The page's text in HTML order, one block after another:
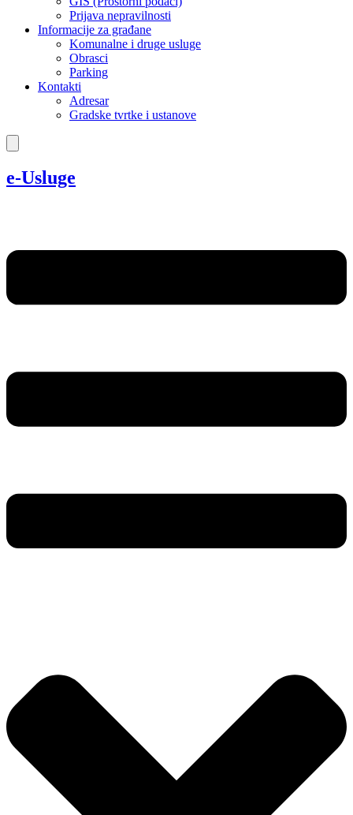
Prijava nepravilnosti
Informacije za građane
Komunalne i druge usluge
Obrasci
Parking
Kontakti
Adresar
Gradske tvrtke i ustanove
e-Usluge